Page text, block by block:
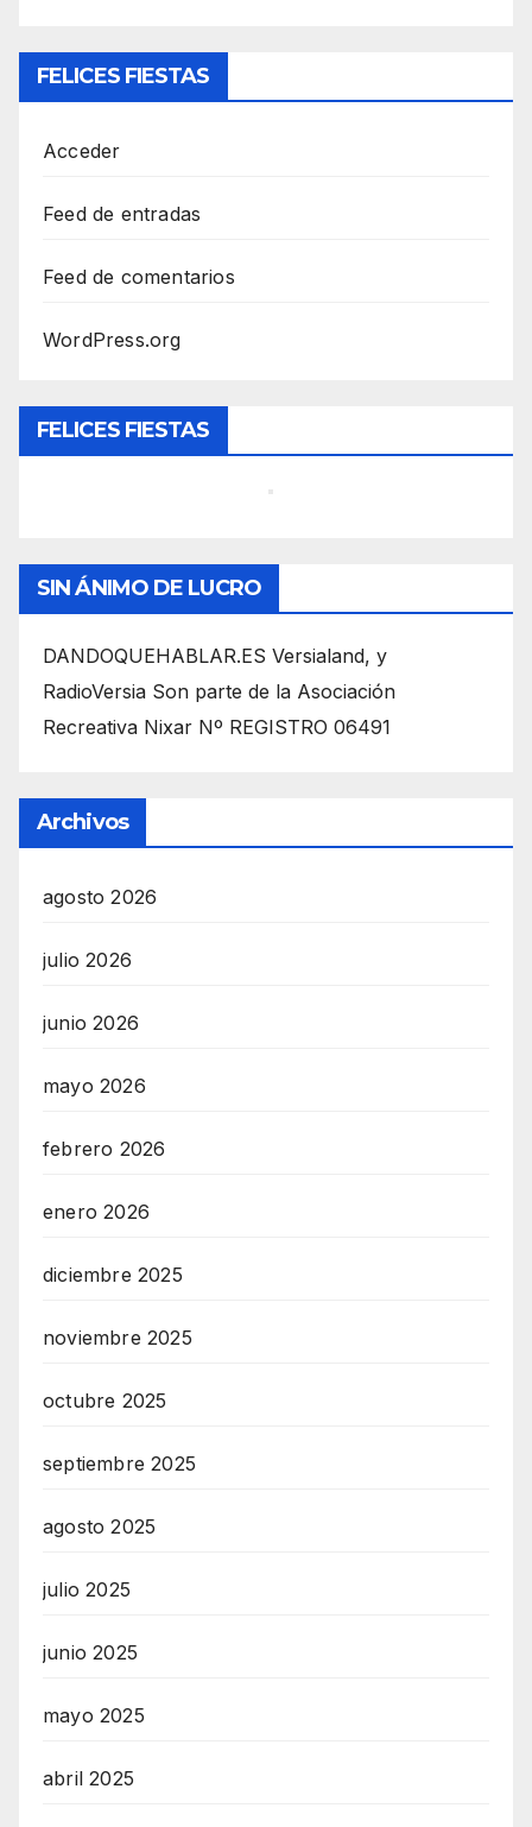
FELICES FIESTAS
Acceder
Feed de entradas
Feed de comentarios
WordPress.org
FELICES FIESTAS
SIN ÁNIMO DE LUCRO
DANDOQUEHABLAR.ES Versialand, y
RadioVersia Son parte de la Asociación
Recreativa Nixar Nº REGISTRO 06491
Archivos
agosto 2026
julio 2026
junio 2026
mayo 2026
febrero 2026
enero 2026
diciembre 2025
noviembre 2025
octubre 2025
septiembre 2025
agosto 2025
julio 2025
junio 2025
mayo 2025
abril 2025